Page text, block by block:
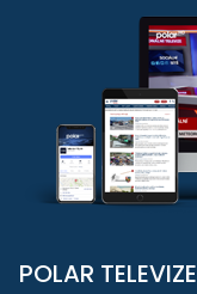
POLAR TELEVIZE